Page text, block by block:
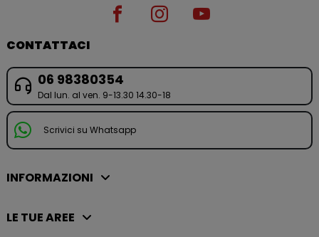
CONTATTACI
06 98380354
Dal lun. al ven. 9-13.30 14.30-18
Scrivici su Whatsapp
INFORMAZIONI
LE TUE AREE